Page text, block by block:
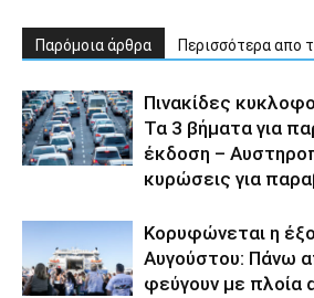
Παρόμοια άρθρα Περισσότερα απο
Πινακίδες
Τα 3 βήματα για
έκδοση –
κυρώσεις για
Κορυφώνεται η
Αυγούστου: Πάνω
φεύγουν με πλοία